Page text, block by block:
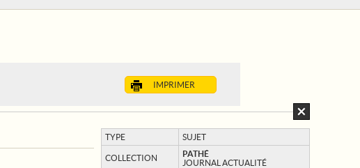
IMPRIMER
TYPE SUJET
COLLECTION
PATHÉ
JOURNAL ACTUALITÉ